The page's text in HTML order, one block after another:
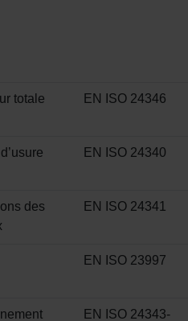
totale EN ISO 24346
EN ISO 24340
des
EN ISO 24341
EN ISO 23997
EN ISO 24343-